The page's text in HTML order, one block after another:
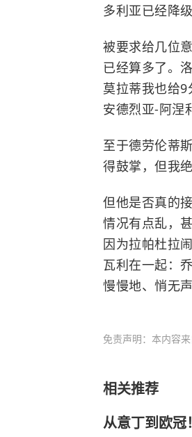
多利亚已经降
被要求给几位
已经算多了。
莫拉蒂我也给
安德烈亚-阿涅
至于德劳伦蒂
得鼓掌，但我
但他是否真的
情况有点乱，
因为拉帕杜拉
瓦利在一起：
慢慢地、悄无
免责声明：本内容
相关推荐
从意丁到欧冠